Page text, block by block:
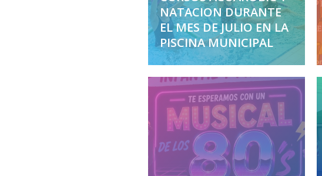
NATACION DURANTE
EL MES DE JULIO EN LA
PISCINA MUNICIPAL